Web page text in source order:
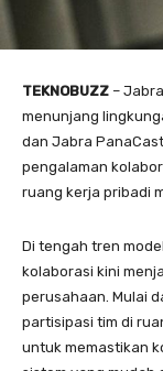
TEKNOBUZZ –
menunjang
dan Jabra
pengalaman
ruang kerja pribadi
Di tengah tren
kolaborasi kini
perusahaan. Mulai
partisipasi tim di
untuk memastikan